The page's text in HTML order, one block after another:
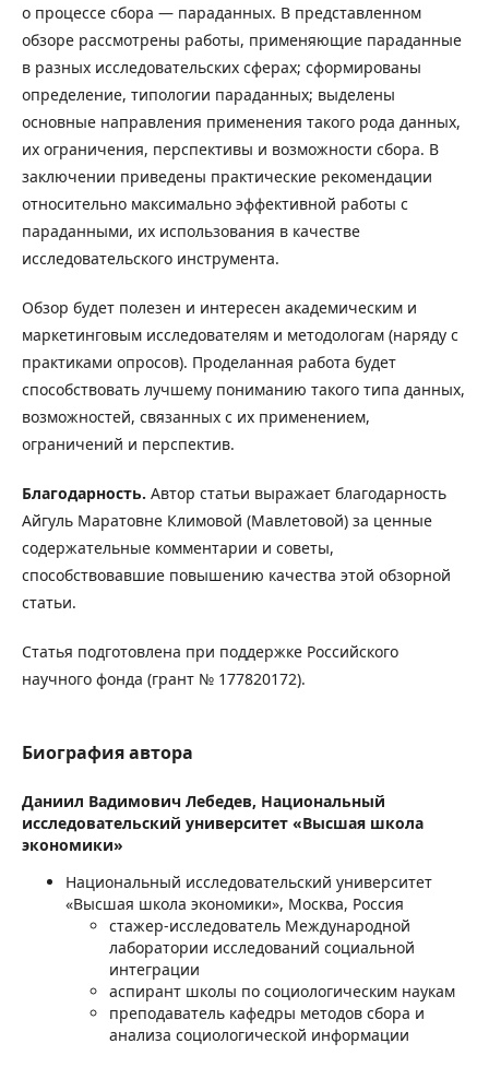
о процессе сбора — параданных. В представленном
обзоре рассмотрены работы, применяющие параданные
в разных исследовательских сферах; сформированы
определение, типологии параданных; выделены
основные направления применения такого рода данных,
их ограничения, перспективы и возможности сбора. В
заключении приведены практические рекомендации
относительно максимально эффективной работы с
параданными, их использования в качестве
исследовательского инструмента.
Обзор будет полезен и интересен академическим и
маркетинговым исследователям и методологам (наряду с
практиками опросов). Проделанная работа будет
способствовать лучшему пониманию такого типа данных,
возможностей, связанных с их применением,
ограничений и перспектив.
Благодарность. Автор статьи выражает благодарность
Айгуль Маратовне Климовой (Мавлетовой) за ценные
содержательные комментарии и советы,
способствовавшие повышению качества этой обзорной
статьи.
Статья подготовлена при поддержке Российского
научного фонда (грант № 17­78­20172).
Биография автора
Даниил Вадимович Лебедев, Национальный
исследовательский университет «Высшая школа
экономики»
Национальный исследовательский университет
«Высшая школа экономики», Москва, Россия
стажер-исследователь Международной
лаборатории исследований социальной
интеграции
аспирант школы по социологическим наукам
преподаватель кафедры методов сбора и
анализа социологической информации